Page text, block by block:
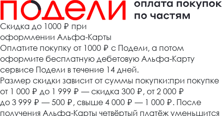
Cкидка до 1000 ₽ при
оформлении Альфа-Карты
Оплатите покупку от 1000 ₽ с Подели, а потом
оформите бесплатную дебетовую Альфа-Карту
сервисе Подели в течение 14 дней.
Размер скидки зависит от суммы покупки:при покупке
от 1 000 ₽ до 1 999 ₽ — скидка 300 ₽ , от 2 000 ₽
до 3 999 ₽ — 500 ₽ , свыше 4 000 ₽ — 1 000 ₽. После
получения Альфа-Карты четвёртый платёж уменьшится